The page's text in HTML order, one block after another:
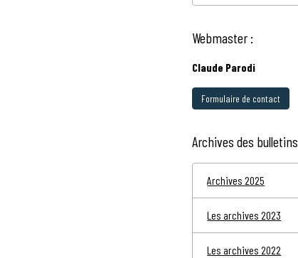
Webmaster :
Claude Parodi
Formulaire de contact
Archives des bulletins
Archives 2025
Les archives 2023
Les archives 2022